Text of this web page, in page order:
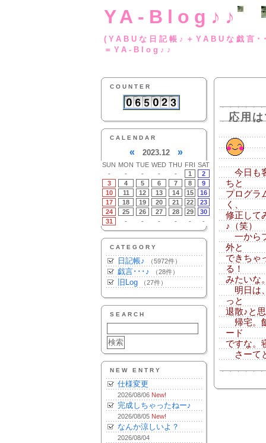
YA-Blog♪♪
(YABUな日記帳♪
＝YA-Blog♪♪
COUNTER
CALENDAR
« 2023.12 »
SUN MON TUE WED THU FRI SAT
-
- - - - 1
2
3
4 5 6 7 8
9
10
11 12 13 14 15
16
17
18 19 20 21 22
23
24
25 26 27 28 29
30
31
- - - - - -
CATEGORY
日記帳♪ （5972件）
戯言･･･♪ （28件）
旧Log （27件）
SEARCH
NEW ENTRY
仕様変更
2026/08/06 New!
完成しちゃったねー♪
2026/08/05 New!
なんか涼しいよ？
2026/08/04
応用
今日も
ちと
プログラ
く、
修正して
♪（笑）
一から
外と
できちゃ
る！
みたいな
明日は
っと
退散♪と
帰宅。
ード
ですな。
さーて